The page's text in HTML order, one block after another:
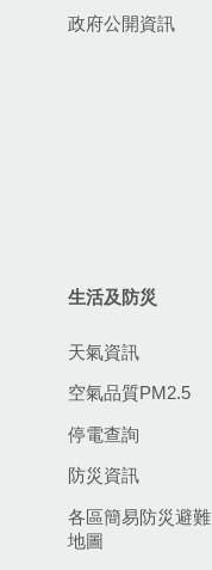
政府公開資訊
生活及防災
天氣資訊
空氣品質PM2.5
停電查詢
防災資訊
各區簡易防災避難
地圖